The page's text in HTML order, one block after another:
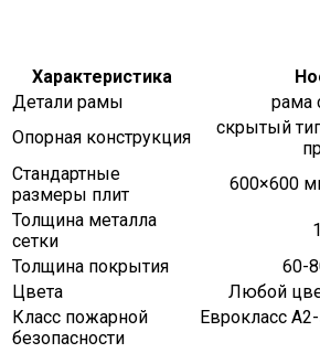
Характеристика
Детали рамы
рама
Опорная конструкция
скрытый
Стандартные
размеры плит
600×600
Толщина металла
сетки
Толщина покрытия
60-
Цвета
Любой
Класс пожарной
безопасности
Еврокласс